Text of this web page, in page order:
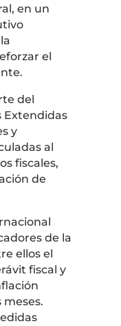
en un
el
del
Extendidas
y
al
fiscales,
de
de la
ellos el
fiscal y